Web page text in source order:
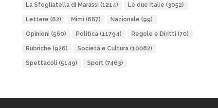
La Sfogliatella di Marassi (1214) Le due Italie (3052)
Lettere (62) Mimì (667) Nazionale (99)
Opinioni (560) Politica(11794) Regole e Diritti (70)
Rubriche (926) Società e Cultura(10082)
Spettacoli (5149) Sport(7463)